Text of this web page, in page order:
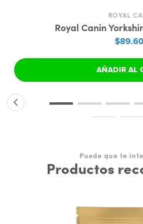
ROYAL
Royal Canin
AÑADIR AL
Puede que te
Productos